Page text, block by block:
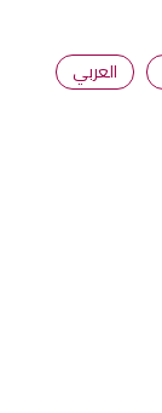
العربي